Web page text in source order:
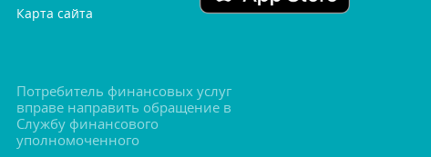
Карта сайта
Потребитель финансовых услу
праве направить обращение
Службу финансового
уполномоченного